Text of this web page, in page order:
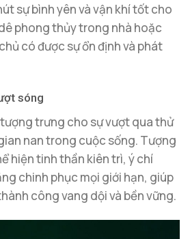
sự bình yên và vận khí tốt cho
phong thủy trong nhà hoặc
có được sự ổn định và phát
sóng
trưng cho sự vượt qua thử
nan trong cuộc sống. Tượng
hiện tinh thần kiên trì, ý chí
chinh phục mọi giới hạn, giúp
công vang dội và bền vững.